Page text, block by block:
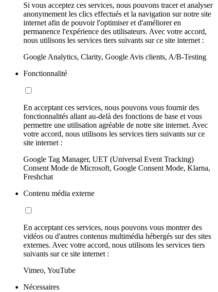
Si vous acceptez ces services, nous pouvons tracer et analyser
anonymement les clics effectués et la navigation sur notre site
internet afin de pouvoir l'optimiser et d'améliorer en
permanence l'expérience des utilisateurs. Avec votre accord,
nous utilisons les services tiers suivants sur ce site internet :
Google Analytics, Clarity, Google Avis clients, A/B-Testing
Fonctionnalité
En acceptant ces services, nous pouvons vous fournir des
fonctionnalités allant au-delà des fonctions de base et vous
permettre une utilisation agréable de notre site internet. Avec
votre accord, nous utilisons les services tiers suivants sur ce
site internet :
Google Tag Manager, UET (Universal Event Tracking)
Consent Mode de Microsoft, Google Consent Mode, Klarna,
Freshchat
Contenu média externe
En acceptant ces services, nous pouvons vous montrer des
vidéos ou d'autres contenus multimédia hébergés sur des sites
externes. Avec votre accord, nous utilisons les services tiers
suivants sur ce site internet :
Vimeo, YouTube
Nécessaires